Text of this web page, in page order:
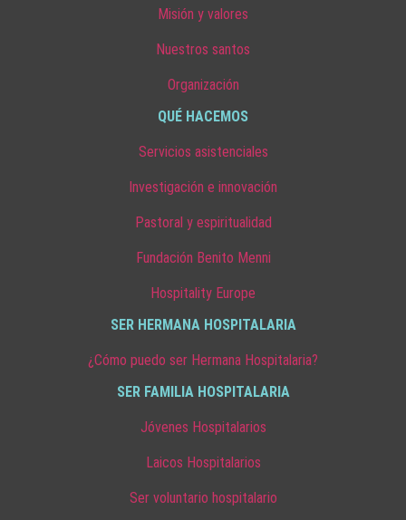
Misión y valores
Nuestros santos
Organización
QUÉ HACEMOS
Servicios asistenciales
Investigación e innovación
Pastoral y espiritualidad
Fundación Benito Menni
Hospitality Europe
SER HERMANA HOSPITALARIA
¿Cómo puedo ser Hermana Hospitalaria?
SER FAMILIA HOSPITALARIA
Jóvenes Hospitalarios
Laicos Hospitalarios
Ser voluntario hospitalario